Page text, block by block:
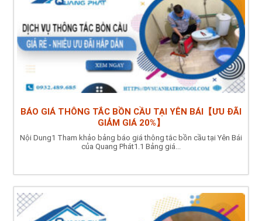
BÁO GIÁ THÔNG TẮC BỒN CẦU TẠI YÊN BÁI【ƯU ĐÃI
GIẢM GIÁ 20%】
Nội Dung1 Tham khảo bảng báo giá thông tắc bồn cầu tại Yên Bái
của Quang Phát1.1 Bảng giá...